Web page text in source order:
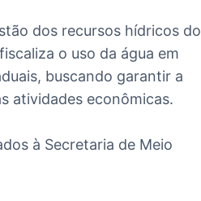
dos recursos hídricos do
o uso da água em
buscando garantir a
atividades econômicas.
à Secretaria de Meio